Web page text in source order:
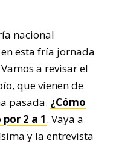
nacional
esta fría jornada
a revisar el
que vienen de
pasada. ¿Cómo
2 a 1. Vaya a
y la entrevista